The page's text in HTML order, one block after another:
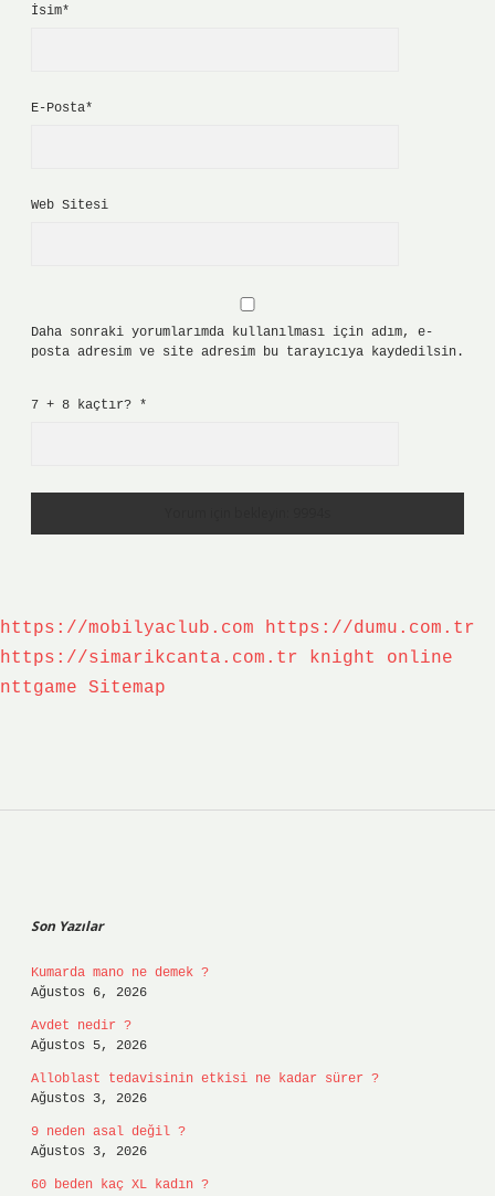
İsim*
E-Posta*
Web Sitesi
Daha sonraki yorumlarımda kullanılması için adım, e-
posta adresim ve site adresim bu tarayıcıya kaydedilsin.
7 + 8 kaçtır? *
https://mobilyaclub.com
https://dumu.com.tr
https://simarikcanta.com.tr
knight online
nttgame
Sitemap
Son Yazılar
Kumarda mano ne demek ?
Ağustos 6, 2026
Avdet nedir ?
Ağustos 5, 2026
Alloblast tedavisinin etkisi ne kadar sürer ?
Ağustos 3, 2026
9 neden asal değil ?
Ağustos 3, 2026
60 beden kaç XL kadın ?